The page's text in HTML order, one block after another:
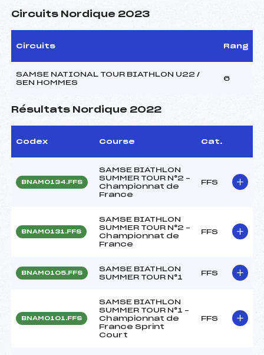
Circuits Nordique 2023
Circuits Rang
SAMSE NATIONAL TOUR BIATHLON U22 /
SEN HOMMES
6
Résultats Nordique 2022
Codex Course Cat.
BNAM0134.FFS
SAMSE BIATHLON
SUMMER TOUR N°2 –
Championnat de
France
FFS
BNAM0131.FFS
SAMSE BIATHLON
SUMMER TOUR N°2 –
Championnat de
France
FFS
BNAM0105.FFS
SAMSE BIATHLON
SUMMER TOUR N°1
FFS
BNAM0101.FFS
SAMSE BIATHLON
SUMMER TOUR N°1 –
Championnat de
France Sprint
Court
FFS